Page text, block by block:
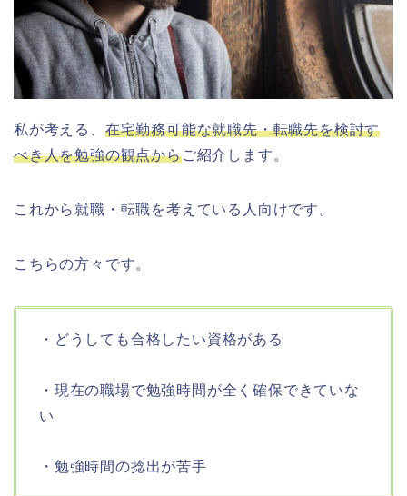
私が考える、 在宅勤務可能な就職先・転職先を検討す
べき人を勉強の観点からご紹介します。
これから就職・転職を考えている人向けです。
こちらの方々です。
・どうしても合格したい資格がある
・現在の職場で勉強時間が全く確保できていな
い
・勉強時間の捻出が苦手